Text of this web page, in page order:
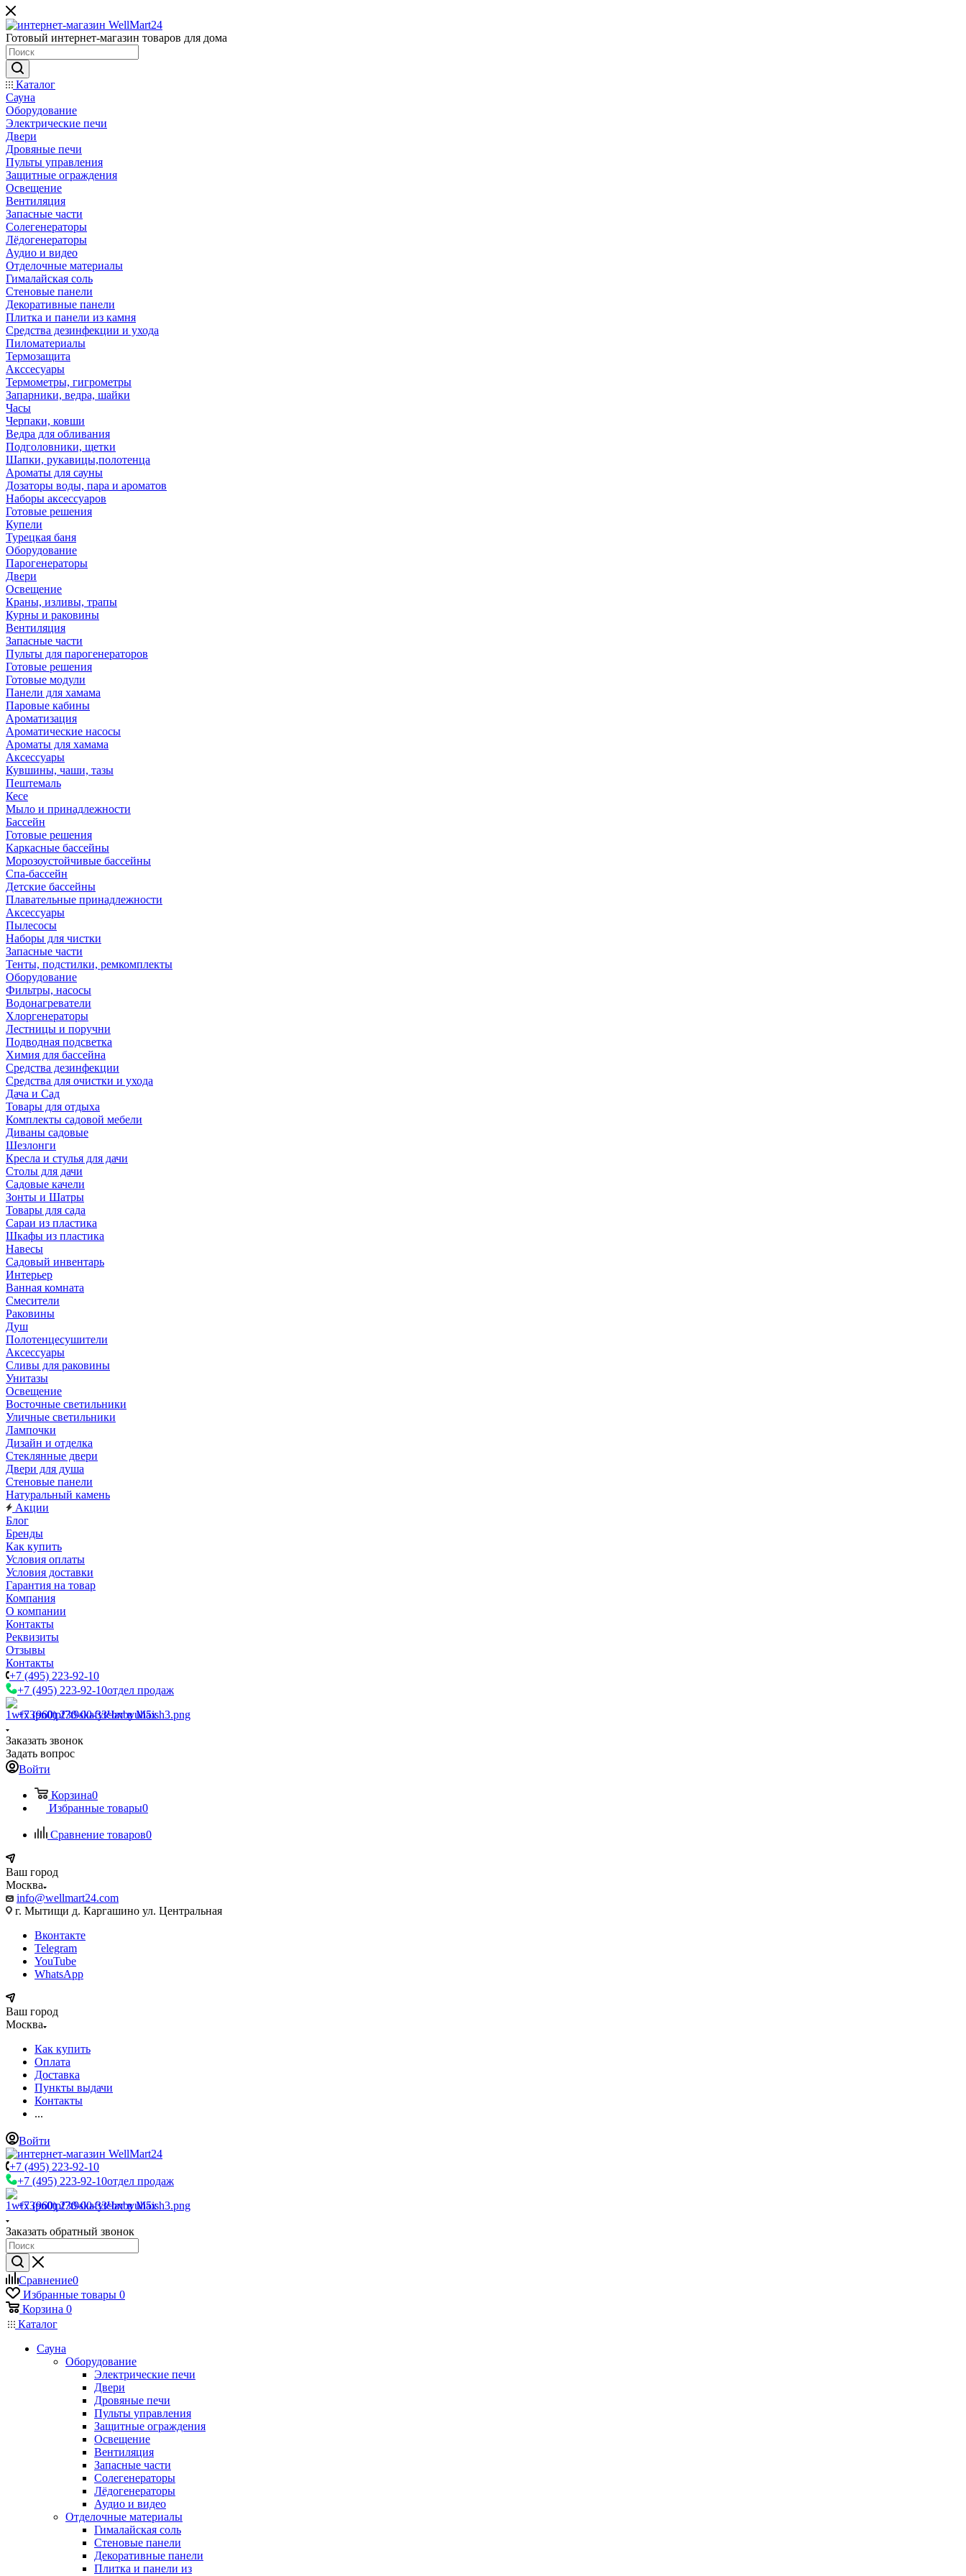
Готовый интернет-магазин товаров для дома
Каталог
Сауна
Оборудование
Электрические печи
Двери
Дровяные печи
Пульты управления
Защитные ограждения
Освещение
Вентиляция
Запасные части
Солегенераторы
Лёдогенераторы
Аудио и видео
Отделочные материалы
Гималайская соль
Стеновые панели
Декоративные панели
Плитка и панели из камня
Средства дезинфекции и ухода
Пиломатериалы
Термозащита
Аксcесуары
Термометры, гигрометры
Запарники, ведра, шайки
Часы
Черпаки, ковши
Ведра для обливания
Подголовники, щетки
Шапки, рукавицы,полотенца
Ароматы для сауны
Дозаторы воды, пара и ароматов
Наборы аксессуаров
Готовые решения
Купели
Турецкая баня
Оборудование
Парогенераторы
Двери
Освещение
Краны, изливы, трапы
Курны и раковины
Вентиляция
Запасные части
Пульты для парогенераторов
Готовые решения
Готовые модули
Панели для хамама
Паровые кабины
Ароматизация
Ароматические насосы
Ароматы для хамама
Аксессуары
Кувшины, чаши, тазы
Пештемаль
Кесе
Мыло и принадлежности
Бассейн
Готовые решения
Каркасные бассейны
Морозоустойчивые бассейны
Спа-бассейн
Детские бассейны
Плавательные принадлежности
Аксессуары
Пылесосы
Наборы для чистки
Запасные части
Тенты, подстилки, ремкомплекты
Оборудование
Фильтры, насосы
Водонагреватели
Хлоргенераторы
Лестницы и поручни
Подводная подсветка
Химия для бассейна
Средства дезинфекции
Средства для очистки и ухода
Дача и Сад
Товары для отдыха
Комплекты садовой мебели
Диваны садовые
Шезлонги
Кресла и стулья для дачи
Столы для дачи
Садовые качели
Зонты и Шатры
Товары для сада
Сараи из пластика
Шкафы из пластика
Навесы
Садовый инвентарь
Интерьер
Ванная комната
Смесители
Раковины
Душ
Полотенцесушители
Аксессуары
Сливы для раковины
Унитазы
Освещение
Восточные светильники
Уличные светильники
Лампочки
Дизайн и отделка
Стеклянные двери
Двери для душа
Стеновые панели
Натуральный камень
Акции
Блог
Бренды
Как купить
Условия оплаты
Условия доставки
Гарантия на товар
Компания
О компании
Контакты
Реквизиты
Отзывы
Контакты
+7 (495) 223-92-10
+7 (495) 223-92-10отдел продаж
+7 (960) 230-00-33Чат в Max
Заказать звонок
Задать вопрос
Войти
Корзина0
Избранные товары0
Сравнение товаров0
Ваш город
Москва
info@wellmart24.com
г. Мытищи д. Каргашино ул. Центральная
Вконтакте
Telegram
YouTube
WhatsApp
Ваш город
Москва
Как купить
Оплата
Доставка
Пункты выдачи
Контакты
...
Войти
+7 (495) 223-92-10
+7 (495) 223-92-10отдел продаж
+7 (960) 230-00-33Чат в Max
Заказать обратный звонок
Сравнение0
Избранные товары 0
Корзина 0
Каталог
Сауна
Оборудование
Электрические печи
Двери
Дровяные печи
Пульты управления
Защитные ограждения
Освещение
Вентиляция
Запасные части
Солегенераторы
Лёдогенераторы
Аудио и видео
Отделочные материалы
Гималайская соль
Стеновые панели
Декоративные панели
Плитка и панели из